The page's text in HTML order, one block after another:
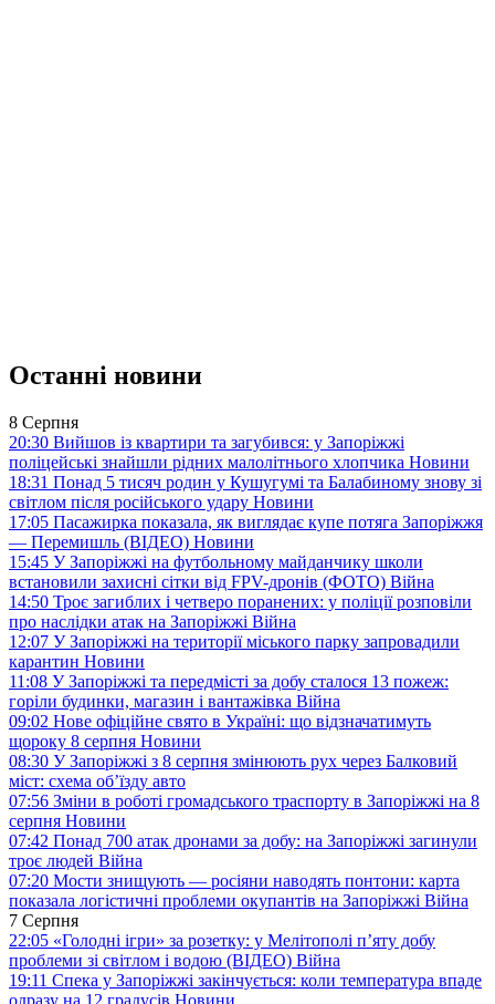
Останні новини
8 Серпня
20:30 Вийшов із квартири та загубився: у Запоріжжі
поліцейські знайшли рідних малолітнього хлопчика Новини
18:31 Понад 5 тисяч родин у Кушугумі та Балабиному знову зі
світлом після російського удару Новини
17:05 Пасажирка показала, як виглядає купе потяга Запоріжжя
— Перемишль (ВІДЕО) Новини
15:45 У Запоріжжі на футбольному майданчику школи
встановили захисні сітки від FPV-дронів (ФОТО) Війна
14:50 Троє загиблих і четверо поранених: у поліції розповіли
про наслідки атак на Запоріжжі Війна
12:07 У Запоріжжі на території міського парку запровадили
карантин Новини
11:08 У Запоріжжі та передмісті за добу сталося 13 пожеж:
горіли будинки, магазин і вантажівка Війна
09:02 Нове офіційне свято в Україні: що відзначатимуть
щороку 8 серпня Новини
08:30 У Запоріжжі з 8 серпня змінюють рух через Балковий
міст: схема об’їзду авто
07:56 Зміни в роботі громадського траспорту в Запоріжжі на 8
серпня Новини
07:42 Понад 700 атак дронами за добу: на Запоріжжі загинули
троє людей Війна
07:20 Мости знищують — росіяни наводять понтони: карта
показала логістичні проблеми окупантів на Запоріжжі Війна
7 Серпня
22:05 «Голодні ігри» за розетку: у Мелітополі п’яту добу
проблеми зі світлом і водою (ВІДЕО) Війна
19:11 Спека у Запоріжжі закінчується: коли температура впаде
одразу на 12 градусів Новини